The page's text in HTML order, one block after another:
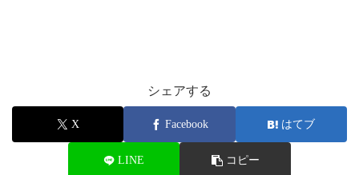
シェアする
X Facebook はてブ
LINE コピー